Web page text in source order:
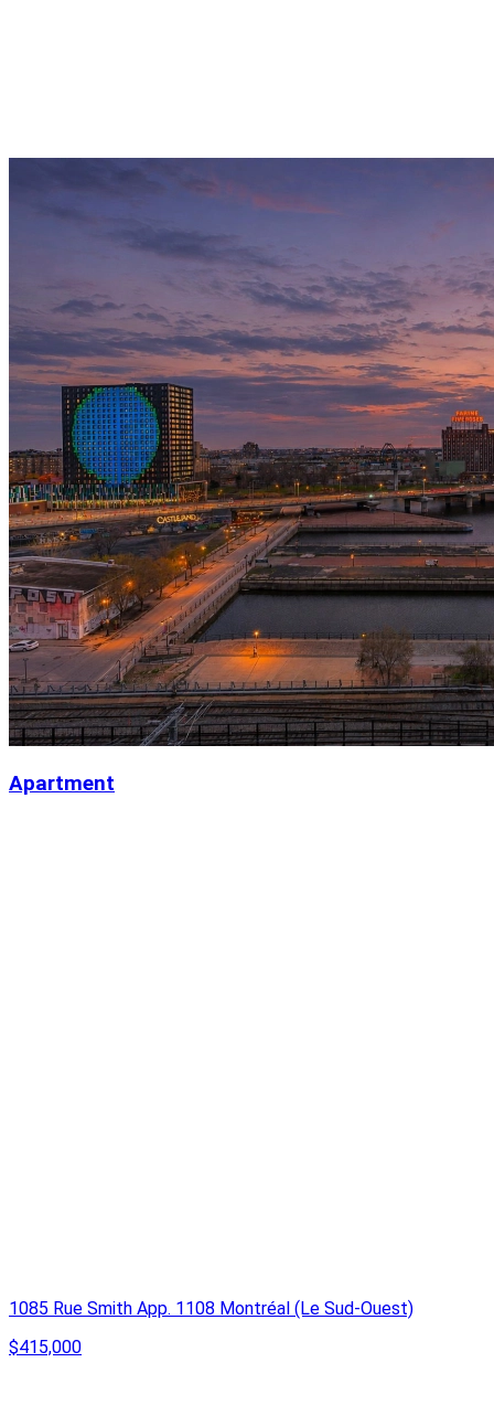
Apartment
1085 Rue Smith App. 1108 Montréal (Le Sud-Ouest)
$415,000